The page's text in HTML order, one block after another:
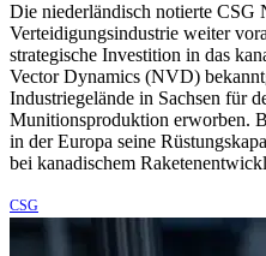
Die niederländisch notierte CSG
Verteidigungsindustrie weiter
strategische Investition in das
Vector Dynamics (NVD)
Industriegelände in Sachsen für
Munitionsproduktion erworben.
in der Europa seine
bei kanadischem
CSG